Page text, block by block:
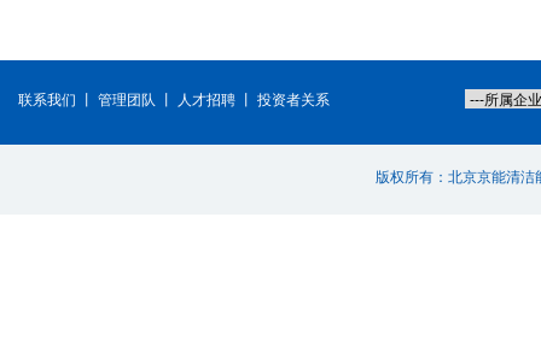
联系我们 管理团队 人才招聘 投资者关系
版权所有：北京京能清